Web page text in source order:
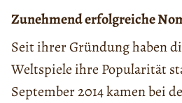
Zunehmend erfolgreiche
Seit ihrer Gründung haben
Weltspiele ihre Popularität
September 2014 kamen bei